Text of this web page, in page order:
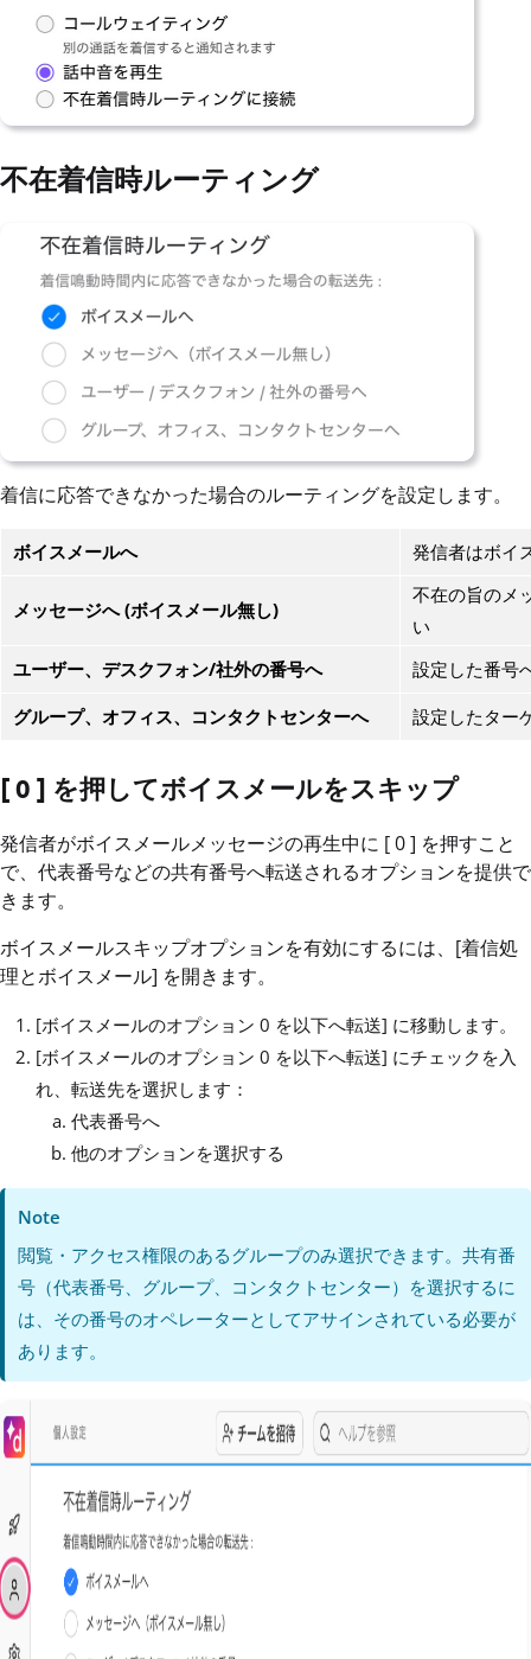
不在着信時ルーティング
着信に応答できなかった場合のルーティングを設定します。
ボイスメールへ 発信者はボイ
メッセージへ (ボイスメール無し)
不在の旨のメ
い
ユーザー、デスクフォン/社外の番号へ
設定した番号
グループ、オフィス、コンタクトセンターへ
設定したター
[ 0 ] を押してボイスメールをスキップ
発信者がボイスメールメッセージの再生中に [ 0 ] を押すこと
で、代表番号などの共有番号へ転送されるオプションを提供で
きます。
ボイスメールスキップオプションを有効にするには、[着信処
理とボイスメール] を開きます。
[ボイスメールのオプション 0 を以下へ転送] に移動します。
[ボイスメールのオプション 0 を以下へ転送] にチェックを入
れ、転送先を選択します：
代表番号へ
他のオプションを選択する
Note
閲覧・アクセス権限のあるグループのみ選択できます。共有番
号（代表番号、グループ、コンタクトセンター）を選択するに
は、その番号のオペレーターとしてアサインされている必要が
あります。